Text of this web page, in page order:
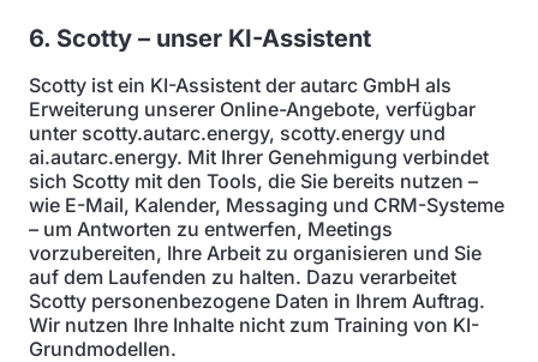
6. Scotty – unser KI-Assistent
Scotty ist ein KI-Assistent der autarc GmbH als
Erweiterung unserer Online-Angebote, verfügbar
unter scotty.autarc.energy, scotty.energy und
ai.autarc.energy. Mit Ihrer Genehmigung verbindet
sich Scotty mit den Tools, die Sie bereits nutzen –
wie E-Mail, Kalender, Messaging und CRM-Systeme
– um Antworten zu entwerfen, Meetings
vorzubereiten, Ihre Arbeit zu organisieren und Sie
auf dem Laufenden zu halten. Dazu verarbeitet
Scotty personenbezogene Daten in Ihrem Auftrag.
Wir nutzen Ihre Inhalte nicht zum Training von KI-
Grundmodellen.